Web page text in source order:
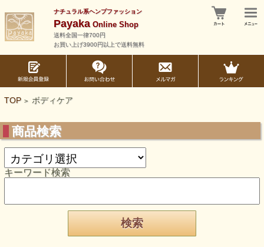
ナチュラル系ヘンプファッション
PayakaOnline Shop
送料全国一律700円
お買い上げ3900円以上で送料無料
TOP > ボディケア
商品検索
キーワード検索